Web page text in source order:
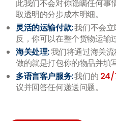
此我们不会对你隐瞒任何事
取透明的分步成本明细。
灵活的运输付款:我们不会
反，你可以在整个货物运输
海关处理:我们将通过海关
做的就是打包你的物品并填
多语言客户服务:我们的 24/
议并回答任何递送问题。